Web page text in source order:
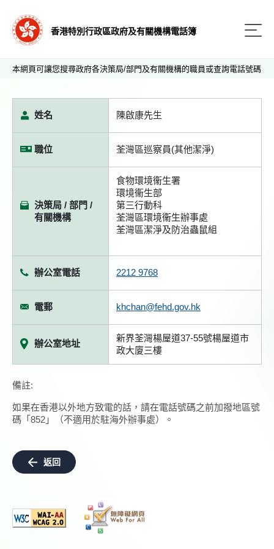
香港特別行政區政府及有關機構電話簿
本網頁可讓您搜尋政府各決策局/部門及有關機構的職員或查詢電話號碼
姓名 陳啟康先生
職位 荃灣區巡察員(其他潔淨)
決策局 / 部門 /
有關機構
食物環境衞生署
環境衞生部
第三行動科
荃灣區環境衞生辦事處
荃灣區潔淨及防治蟲鼠組
辦公室電話 2212 9768
電郵 khchan@fehd.gov.hk
辦公室地址
新界荃灣楊屋道37-55號楊屋道市
政大廈三樓
備註:
如果在香港以外地方致電的話，請在電話號碼之前加撥地區號
碼「852」（不適用於駐海外辦事處）。
返回